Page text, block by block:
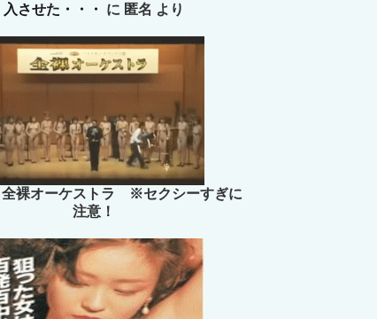
入させた・・・
に 匿名 より
全裸オーケストラ ※セクシーすぎに
注意！